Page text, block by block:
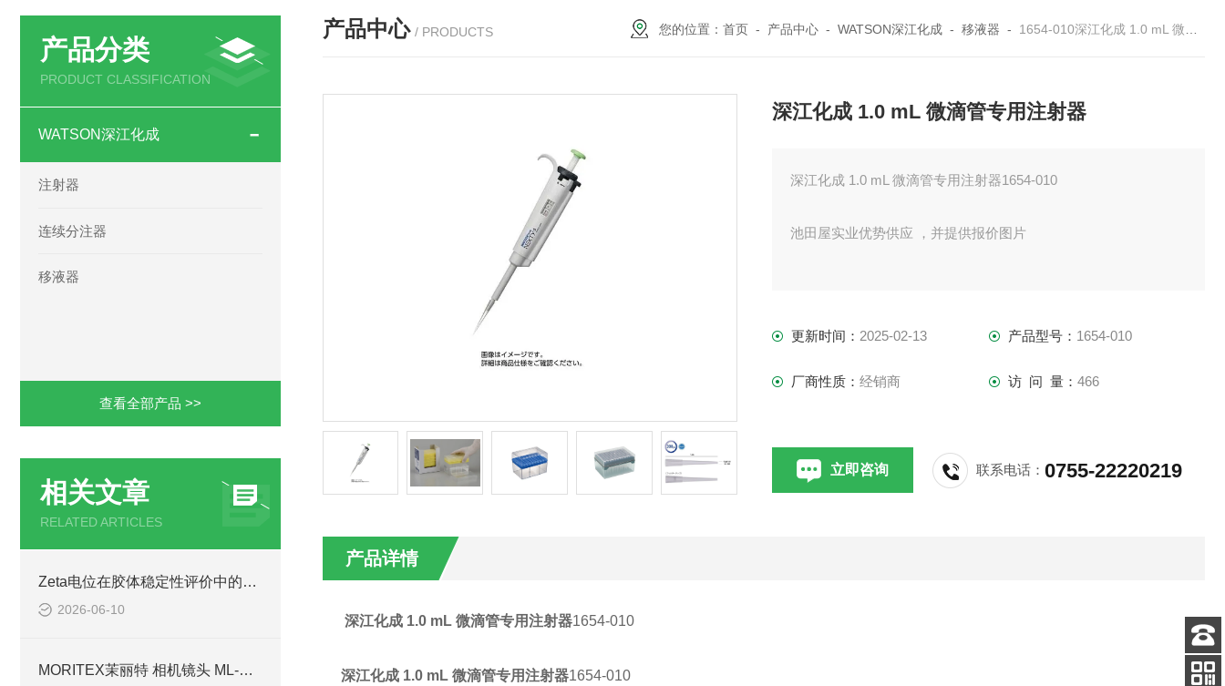
产品分类
PRODUCT CLASSIFICATION
WATSON深江化成
注射器
连续分注器
移液器
查看全部产品 >>
相关文章
RELATED ARTICLES
Zeta电位在胶体稳定性评价中的重要意义与测量方法
2026-06-10
MORITEX茉丽特 相机镜头 ML-M2518HR简介
产品中心 / PRODUCTS 您的位置：首页 - 产品中心 -WATSON深江化成 -移液器 - 1654-010深江化成 1.0 mL 微滴管专用注射器
深江化成 1.0 mL 微滴管专用注射器
深江化成 1.0 mL 微滴管专用注射器1654-010
池田屋实业优势供应 ，并提供报价图片
更新时间： 2025-02-13 产品型号： 1654-010
厂商性质：经销商 访 问 量： 466
立即咨询 联系电话：0755-22220219
产品详情
深江化成 1.0 mL 微滴管专用注射器1654-010
深江化成 1.0 mL 微滴管专用注射器1654-010
客服
电话